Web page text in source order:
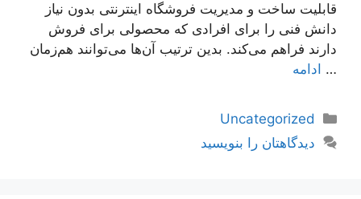
قابلیت ساخت و مدیریت فروشگاه اینترنتی بدون نیاز
دانش فنی را برای افرادی که محصولی برای فروش
دارند فراهم می‌کند. بدین ترتیب آن‌ها می‌توانند هم‌زمان
… ادامه
دسته‌ها
Uncategorized
دیدگاهتان را بنویسید